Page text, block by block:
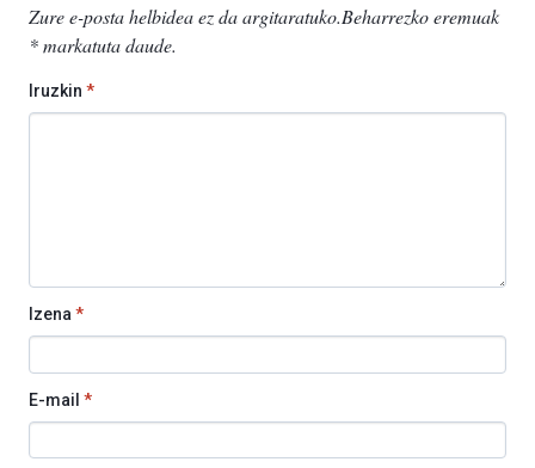
Zure e-posta helbidea ez da argitaratuko.Beharrezko eremuak
*markatuta daude.
Iruzkin *
Izena*
E-mail *